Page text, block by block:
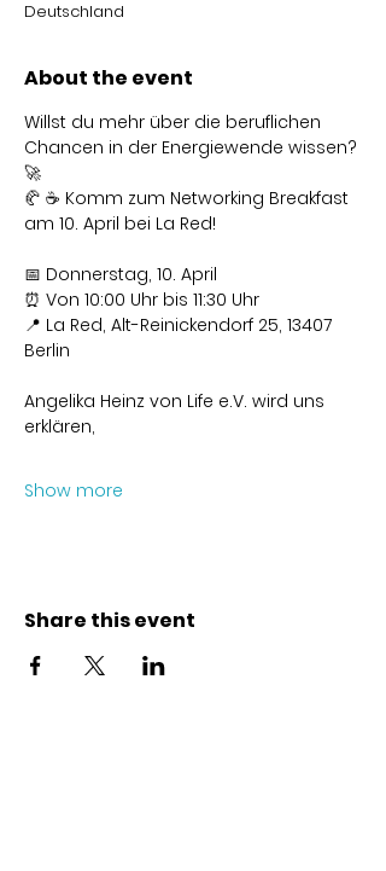
Deutschland
About the event
Willst du mehr über die beruflichen
Chancen in der Energiewende wissen?
🚀
🥐 ☕ Komm zum Networking Breakfast
am 10. April bei La Red!
📅 Donnerstag, 10. April
⏰ Von 10:00 Uhr bis 11:30 Uhr
📍 La Red, Alt-Reinickendorf 25, 13407
Berlin
Angelika Heinz von Life e.V. wird uns
erklären,
Show more
Share this event